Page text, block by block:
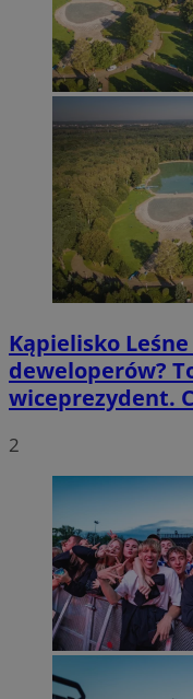
Kąpielisko
deweloperów?
wiceprezydent.
2